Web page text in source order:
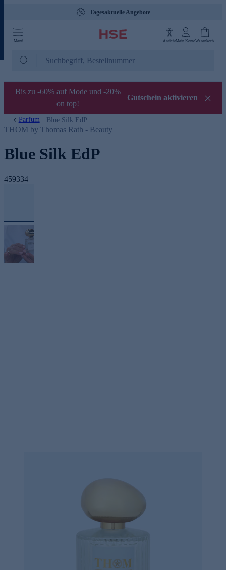
Tagesaktuelle Angebote
Menü AnsichtMein KontoWarenkorb
Bis zu -60% auf Mode und -20%
on top!
Gutschein aktivieren
Parfum Blue Silk EdP
THOM by Thomas Rath - Beauty
Blue Silk EdP
459334